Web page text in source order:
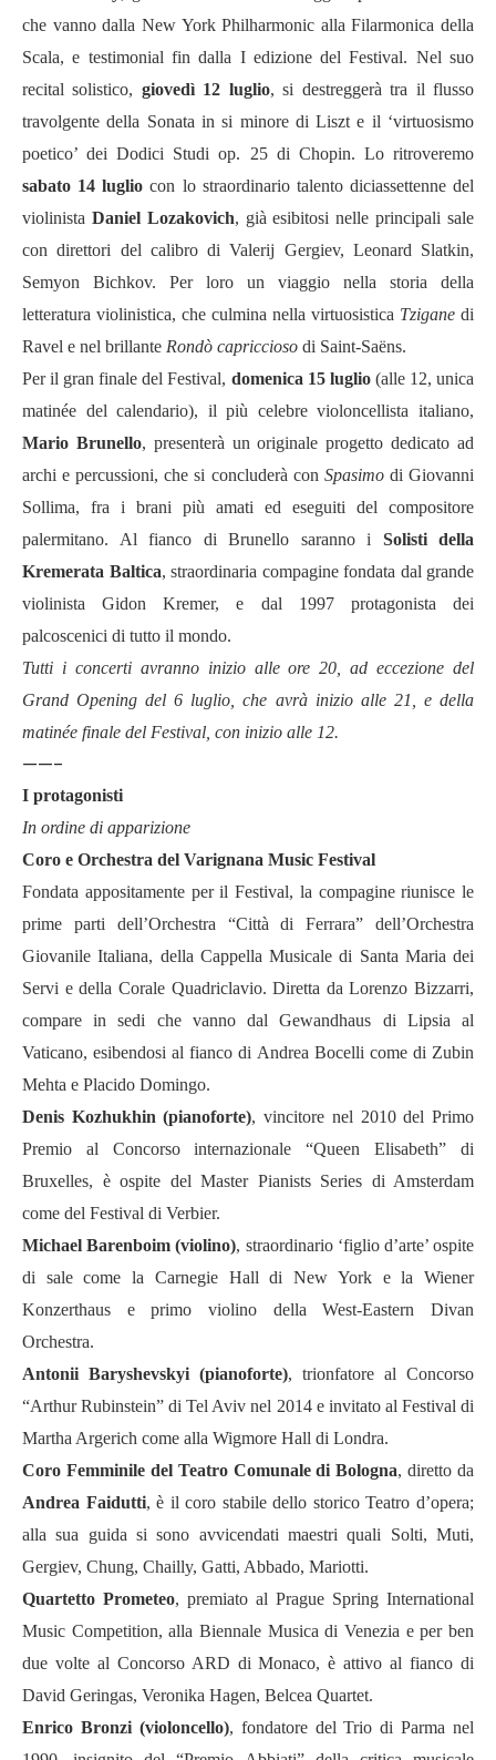
che vanno dalla New York Philharmonic alla Filarmonica della
Scala, e testimonial fin dalla I edizione del Festival. Nel suo
recital solistico, giovedì 12 luglio, si destreggerà tra il flusso
travolgente della Sonata in si minore di Liszt e il ‘virtuosismo
poetico’ dei Dodici Studi op. 25 di Chopin. Lo ritroveremo
sabato 14 luglio con lo straordinario talento diciassettenne del
violinista Daniel Lozakovich, già esibitosi nelle principali sale
con direttori del calibro di Valerij Gergiev, Leonard Slatkin,
Semyon Bichkov. Per loro un viaggio nella storia della
letteratura violinistica, che culmina nella virtuosistica Tzigane di
Ravel e nel brillante Rondò capriccioso di Saint-Saëns.
Per il gran finale del Festival, domenica 15 luglio(alle 12, unica
matinée del calendario), il più celebre violoncellista italiano,
Mario Brunello, presenterà un originale progetto dedicato ad
archi e percussioni, che si concluderà con Spasimodi Giovanni
Sollima, fra i brani più amati ed eseguiti del compositore
palermitano. Al fianco di Brunello saranno i Solisti della
Kremerata Baltica, straordinaria compagine fondata dal grande
violinista Gidon Kremer, e dal 1997 protagonista dei
palcoscenici di tutto il mondo.
Tutti i concerti avranno inizio alle ore 20, ad eccezione del
Grand Opening del 6 luglio, che avrà inizio alle 21, e della
matinée finale del Festival, con inizio alle 12.
——-
I protagonisti
In ordine di apparizione
Coro e Orchestra del Varignana Music Festival
Fondata appositamente per il Festival, la compagine riunisce le
prime parti dell’Orchestra “Città di Ferrara” dell’Orchestra
Giovanile Italiana, della Cappella Musicale di Santa Maria dei
Servi e della Corale Quadriclavio. Diretta da Lorenzo Bizzarri,
compare in sedi che vanno dal Gewandhaus di Lipsia al
Vaticano, esibendosi al fianco di Andrea Bocelli come di Zubin
Mehta e Placido Domingo.
Denis Kozhukhin (pianoforte), vincitore nel 2010 del Primo
Premio al Concorso internazionale “Queen Elisabeth” di
Bruxelles, è ospite del Master Pianists Series di Amsterdam
come del Festival di Verbier.
Michael Barenboim (violino), straordinario ‘figlio d’arte’ ospite
di sale come la Carnegie Hall di New York e la Wiener
Konzerthaus e primo violino della West-Eastern Divan
Orchestra.
Antonii Baryshevskyi (pianoforte), trionfatore al Concorso
“Arthur Rubinstein” di Tel Aviv nel 2014 e invitato al Festival di
Martha Argerich come alla Wigmore Hall di Londra.
Coro Femminile del Teatro Comunale di Bologna, diretto da
Andrea Faidutti, è il coro stabile dello storico Teatro d’opera;
alla sua guida si sono avvicendati maestri quali Solti, Muti,
Gergiev, Chung, Chailly, Gatti, Abbado, Mariotti.
Quartetto Prometeo, premiato al Prague Spring International
Music Competition, alla Biennale Musica di Venezia e per ben
due volte al Concorso ARD di Monaco, è attivo al fianco di
David Geringas, Veronika Hagen, Belcea Quartet.
Enrico Bronzi (violoncello), fondatore del Trio di Parma nel